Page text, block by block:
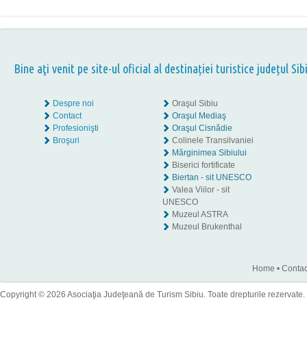
Bine aţi venit pe site-ul oficial al destinației turistice județul
Despre noi
Contact
Profesionişti
Broşuri
Oraşul Sibiu
Oraşul Mediaş
Oraşul Cisnădie
Colinele Transilvaniei
Mărginimea Sibiului
Biserici fortificate
Biertan - sit UNESCO
Valea Viilor - sit
UNESCO
Muzeul ASTRA
Muzeul Brukenthal
Home •
Copyright © 2026 Asociaţia Judeţeană de Turism Sibiu. Toate drepturile rezervate.